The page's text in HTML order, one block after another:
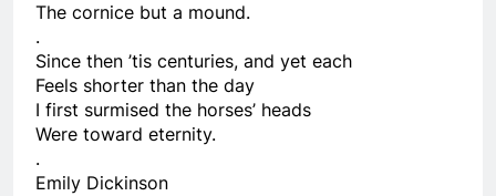
3 Months Ago
LK Thị Trấn Về Đêm
The cornice but a mound.
.
Since then ’tis centuries, and yet each
Feels shorter than the day
I first surmised the horses’ heads
Were toward eternity.
.
Emily Dickinson